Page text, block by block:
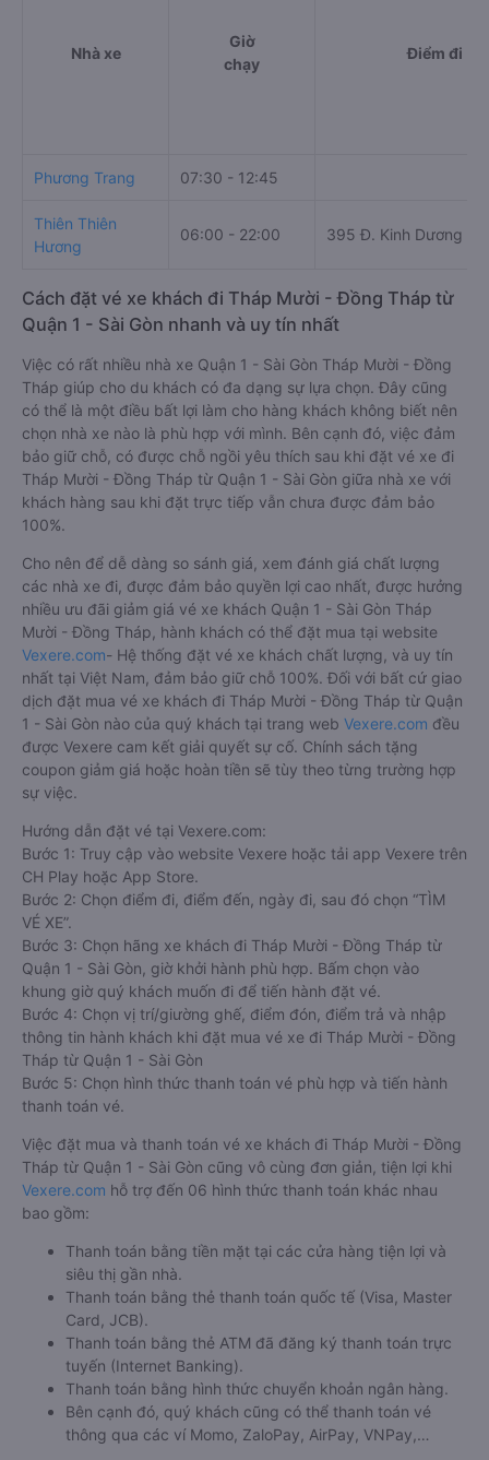
Nhà xe
Giờ
chạy
Điểm đi
Phương Trang 07:30 - 12:45
Thiên Thiên
Hương
06:00 - 22:00 395 Đ. Kinh Dương
Cách đặt vé xe khách đi Tháp Mười - Đồng Tháp từ
Quận 1 - Sài Gòn nhanh và uy tín nhất
Việc có rất nhiều nhà xe Quận 1 - Sài Gòn Tháp Mười - Đồng
Tháp giúp cho du khách có đa dạng sự lựa chọn. Đây cũng
có thể là một điều bất lợi làm cho hàng khách không biết nên
chọn nhà xe nào là phù hợp với mình. Bên cạnh đó, việc đảm
bảo giữ chỗ, có được chỗ ngồi yêu thích sau khi đặt vé xe đi
Tháp Mười - Đồng Tháp từ Quận 1 - Sài Gòn giữa nhà xe với
khách hàng sau khi đặt trực tiếp vẫn chưa được đảm bảo
100%.
Cho nên để dễ dàng so sánh giá, xem đánh giá chất lượng
các nhà xe đi, được đảm bảo quyền lợi cao nhất, được hưởng
nhiều ưu đãi giảm giá vé xe khách Quận 1 - Sài Gòn Tháp
Mười - Đồng Tháp, hành khách có thể đặt mua tại website
Vexere.com- Hệ thống đặt vé xe khách chất lượng, và uy tín
nhất tại Việt Nam, đảm bảo giữ chỗ 100%. Đối với bất cứ giao
dịch đặt mua vé xe khách đi Tháp Mười - Đồng Tháp từ Quận
1 - Sài Gòn nào của quý khách tại trang web Vexere.com đều
được Vexere cam kết giải quyết sự cố. Chính sách tặng
coupon giảm giá hoặc hoàn tiền sẽ tùy theo từng trường hợp
sự việc.
Hướng dẫn đặt vé tại Vexere.com:
Bước 1: Truy cập vào website Vexere hoặc tải app Vexere trên
CH Play hoặc App Store.
Bước 2: Chọn điểm đi, điểm đến, ngày đi, sau đó chọn “TÌM
VÉ XE”.
Bước 3: Chọn hãng xe khách đi Tháp Mười - Đồng Tháp từ
Quận 1 - Sài Gòn, giờ khởi hành phù hợp. Bấm chọn vào
khung giờ quý khách muốn đi để tiến hành đặt vé.
Bước 4: Chọn vị trí/giường ghế, điểm đón, điểm trả và nhập
thông tin hành khách khi đặt mua vé xe đi Tháp Mười - Đồng
Tháp từ Quận 1 - Sài Gòn
Bước 5: Chọn hình thức thanh toán vé phù hợp và tiến hành
thanh toán vé.
Việc đặt mua và thanh toán vé xe khách đi Tháp Mười - Đồng
Tháp từ Quận 1 - Sài Gòn cũng vô cùng đơn giản, tiện lợi khi
Vexere.com hỗ trợ đến 06 hình thức thanh toán khác nhau
bao gồm:
Thanh toán bằng tiền mặt tại các cửa hàng tiện lợi và
siêu thị gần nhà.
Thanh toán bằng thẻ thanh toán quốc tế (Visa, Master
Card, JCB).
Thanh toán bằng thẻ ATM đã đăng ký thanh toán trực
tuyến (Internet Banking).
Thanh toán bằng hình thức chuyển khoản ngân hàng.
Bên cạnh đó, quý khách cũng có thể thanh toán vé
thông qua các ví Momo, ZaloPay, AirPay, VNPay,…